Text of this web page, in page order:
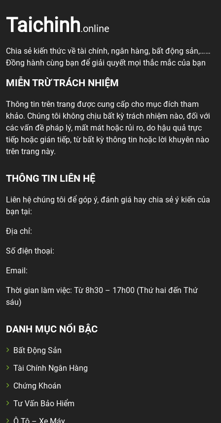
Taichinh.online
Chia sẻ kiến thức về tài chính, ngân hàng, bất động sản,……
Đồng hành cùng bạn để giải quyết mọi thắc mắc của bạn
MIỄN TRỪ TRÁCH NHIỆM
Thông tin trên trang được cung cấp cho mục đích tham
khảo. Chúng tôi không chịu bất kỳ trách nhiệm nào, đối với
các vấn đề pháp lý, mất mát hoặc rủi ro, do hậu quả trực
tiếp hoặc gián tiếp, từ bất kỳ thông tin hoặc lời khuyên nào
trên trang này.
THÔNG TIN LIÊN HỆ
Liên hệ chúng tôi để góp ý, đánh giá hay chia sẻ ý kiến của
bạn tại:
Địa chỉ:
Số điện thoại:
Email:
Thời gian làm việc: Từ 8h30 – 17h00 (Thứ hai đến Thứ
sáu)
DANH MỤC NỔI BẬC
Bất Động Sản
Tài Chính Ngân Hàng
Chứng Khoán
Tư Vấn Bảo Hiểm